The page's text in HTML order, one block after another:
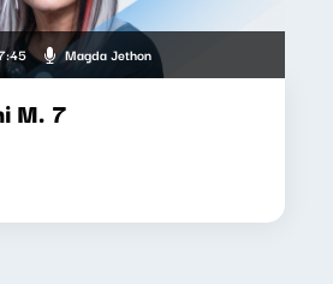
Magda Jethon
M. 7